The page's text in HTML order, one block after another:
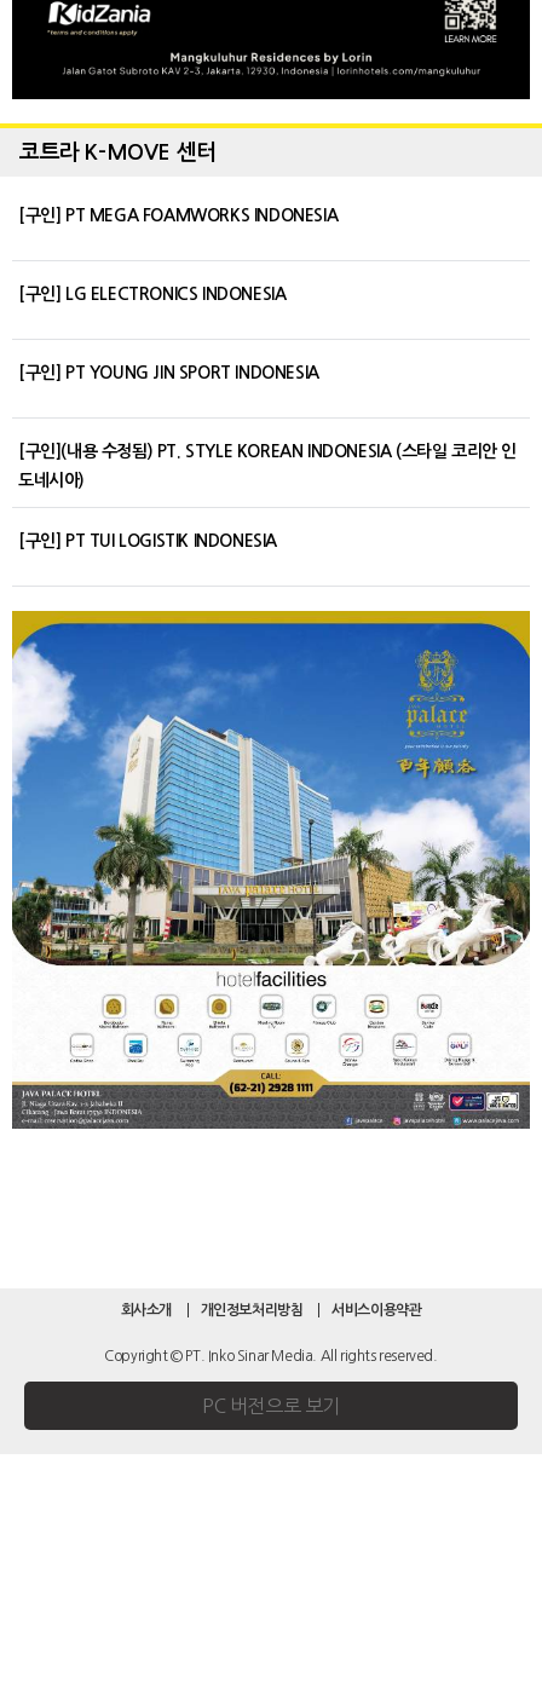
코트라 K-MOVE 센터
[구인] PT MEGA FOAMWORKS INDONESIA
[구인] LG ELECTRONICS INDONESIA
[구인] PT YOUNG JIN SPORT INDONESIA
[구인](내용 수정됨) PT. STYLE KOREAN INDONESIA (스타일 코리안 인
도네시아)
[구인] PT TUI LOGISTIK INDONESIA
회사소개 개인정보처리방침 서비스이용약관
Copyright © PT. Inko Sinar Media. All rights reserved.
PC 버전으로 보기